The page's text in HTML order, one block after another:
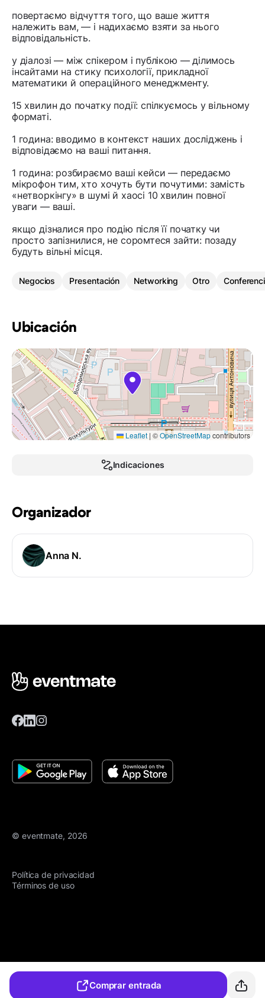
повертаємо відчуття того, що ваше життя
належить вам, — і надихаємо взяти за нього
відповідальність.
у діалозі — між спікером і публікою — ділимось
інсайтами на стику психології, прикладної
математики й операційного менеджменту.
15 хвилин до початку події: спілкуємось у вільному
форматі.
1 година: вводимо в контекст наших досліджень і
відповідаємо на ваші питання.
1 година: розбираємо ваші кейси — передаємо
мікрофон тим, хто хочуть бути почутими: замість
«нетворкінгу» в шумі й хаосі 10 хвилин повної
уваги — ваші.
якщо дізналися про подію після її початку чи
просто запізнилися, не соромтеся зайти: позаду
будуть вільні місця.
Negocios Presentación Networking Otro
Ubicación
Leaflet | ©OpenStreetMapcontributors
Indicaciones
Organizador
Anna N.
© eventmate, 2026
Política de privacidad
Términos de uso
Comprar entrada